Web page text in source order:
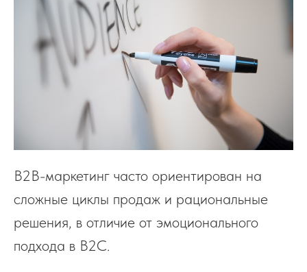
B2B-маркетинг часто ориентирован на
сложные циклы продаж и рациональные
решения, в отличие от эмоционального
подхода в B2C.